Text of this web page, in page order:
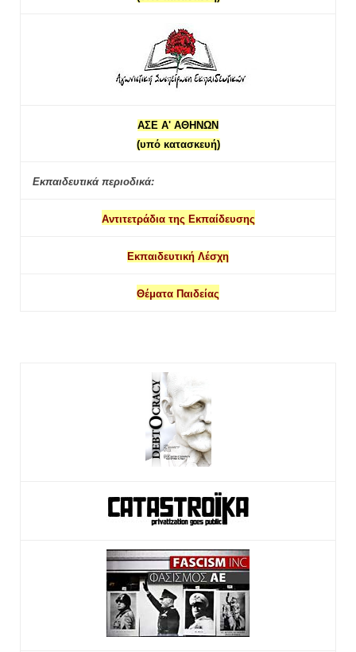
ΑΣΕ Α' ΑΘΗΝΩΝ
(υπό κατασκευή)
Εκπαιδευτικά περιοδικά:
Αντιτετράδια της Εκπαίδευσης
Εκπαιδευτική Λέσχη
Θέματα Παιδείας